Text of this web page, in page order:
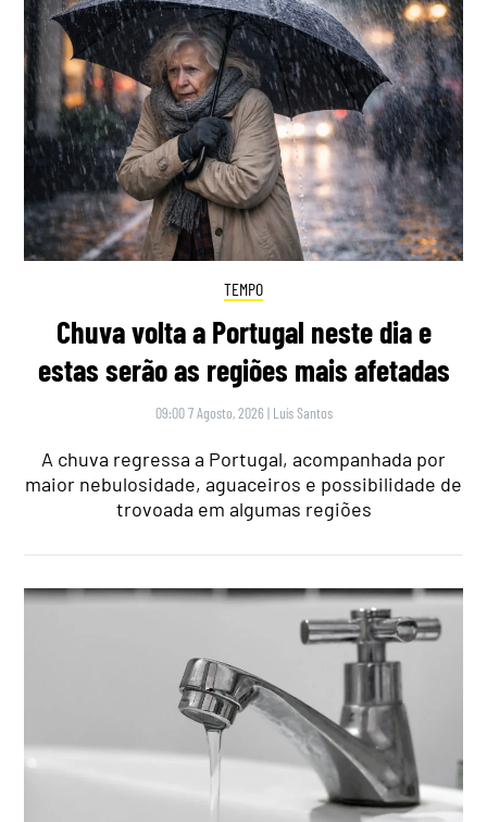
TEMPO
Chuva volta a Portugal neste dia e
estas serão as regiões mais afetadas
09:00 7 Agosto, 2026 | Luís Santos
A chuva regressa a Portugal, acompanhada por
maior nebulosidade, aguaceiros e possibilidade de
trovoada em algumas regiões